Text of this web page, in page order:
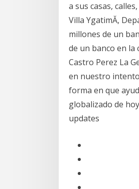
a sus casas,
Villa YgatimĂ­,
millones de un
de un banco en la
Castro Perez La
en nuestro
forma en que
globalizado de
updates